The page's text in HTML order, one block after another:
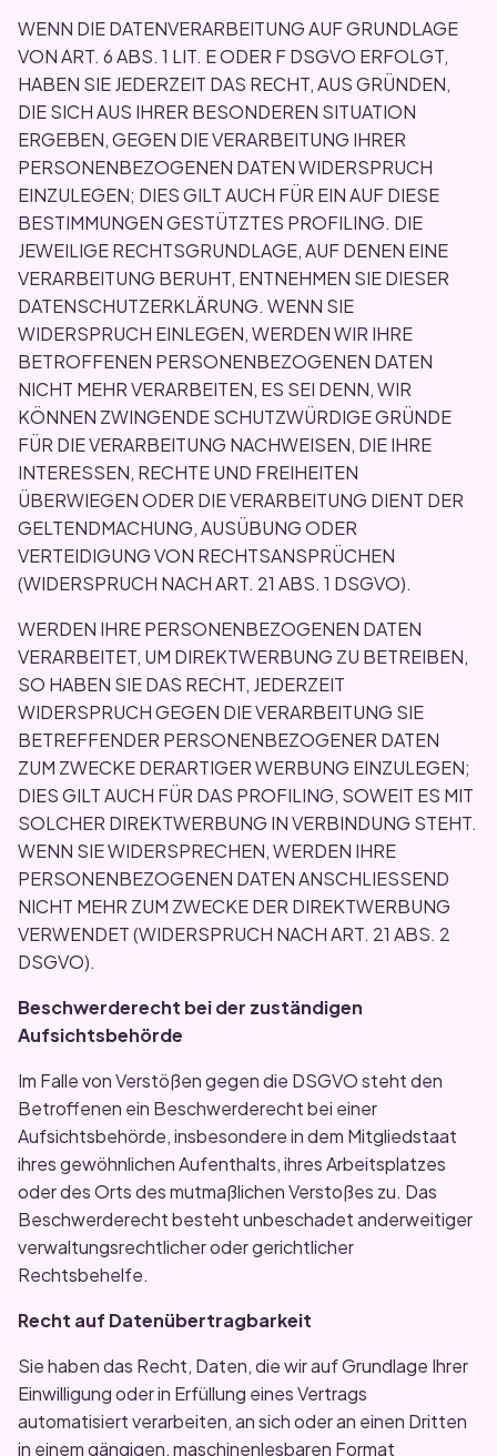
WENN DIE DATENVERARBEITUNG AUF GRUNDLAGE
VON ART. 6 ABS. 1 LIT. E ODER F DSGVO ERFOLGT,
HABEN SIE JEDERZEIT DAS RECHT, AUS GRÜNDEN,
DIE SICH AUS IHRER BESONDEREN SITUATION
ERGEBEN, GEGEN DIE VERARBEITUNG IHRER
PERSONENBEZOGENEN DATEN WIDERSPRUCH
EINZULEGEN; DIES GILT AUCH FÜR EIN AUF DIESE
BESTIMMUNGEN GESTÜTZTES PROFILING. DIE
JEWEILIGE RECHTSGRUNDLAGE, AUF DENEN EINE
VERARBEITUNG BERUHT, ENTNEHMEN SIE DIESER
DATENSCHUTZERKLÄRUNG. WENN SIE
WIDERSPRUCH EINLEGEN, WERDEN WIR IHRE
BETROFFENEN PERSONENBEZOGENEN DATEN
NICHT MEHR VERARBEITEN, ES SEI DENN, WIR
KÖNNEN ZWINGENDE SCHUTZWÜRDIGE GRÜNDE
FÜR DIE VERARBEITUNG NACHWEISEN, DIE IHRE
INTERESSEN, RECHTE UND FREIHEITEN
ÜBERWIEGEN ODER DIE VERARBEITUNG DIENT DER
GELTENDMACHUNG, AUSÜBUNG ODER
VERTEIDIGUNG VON RECHTSANSPRÜCHEN
(WIDERSPRUCH NACH ART. 21 ABS. 1 DSGVO).
WERDEN IHRE PERSONENBEZOGENEN DATEN
VERARBEITET, UM DIREKTWERBUNG ZU BETREIBEN,
SO HABEN SIE DAS RECHT, JEDERZEIT
WIDERSPRUCH GEGEN DIE VERARBEITUNG SIE
BETREFFENDER PERSONENBEZOGENER DATEN
ZUM ZWECKE DERARTIGER WERBUNG EINZULEGEN;
DIES GILT AUCH FÜR DAS PROFILING, SOWEIT ES MIT
SOLCHER DIREKTWERBUNG IN VERBINDUNG STEHT.
WENN SIE WIDERSPRECHEN, WERDEN IHRE
PERSONENBEZOGENEN DATEN ANSCHLIESSEND
NICHT MEHR ZUM ZWECKE DER DIREKTWERBUNG
VERWENDET (WIDERSPRUCH NACH ART. 21 ABS. 2
DSGVO).
Beschwerderecht bei der zuständigen
Aufsichtsbehörde
Im Falle von Verstößen gegen die DSGVO steht den
Betroffenen ein Beschwerderecht bei einer
Aufsichtsbehörde, insbesondere in dem Mitgliedstaat
ihres gewöhnlichen Aufenthalts, ihres Arbeitsplatzes
oder des Orts des mutmaßlichen Verstoßes zu. Das
Beschwerderecht besteht unbeschadet anderweitiger
verwaltungsrechtlicher oder gerichtlicher
Rechtsbehelfe.
Recht auf Datenübertragbarkeit
Sie haben das Recht, Daten, die wir auf Grundlage Ihrer
Einwilligung oder in Erfüllung eines Vertrags
automatisiert verarbeiten, an sich oder an einen Dritten
in einem gängigen, maschinenlesbaren Format